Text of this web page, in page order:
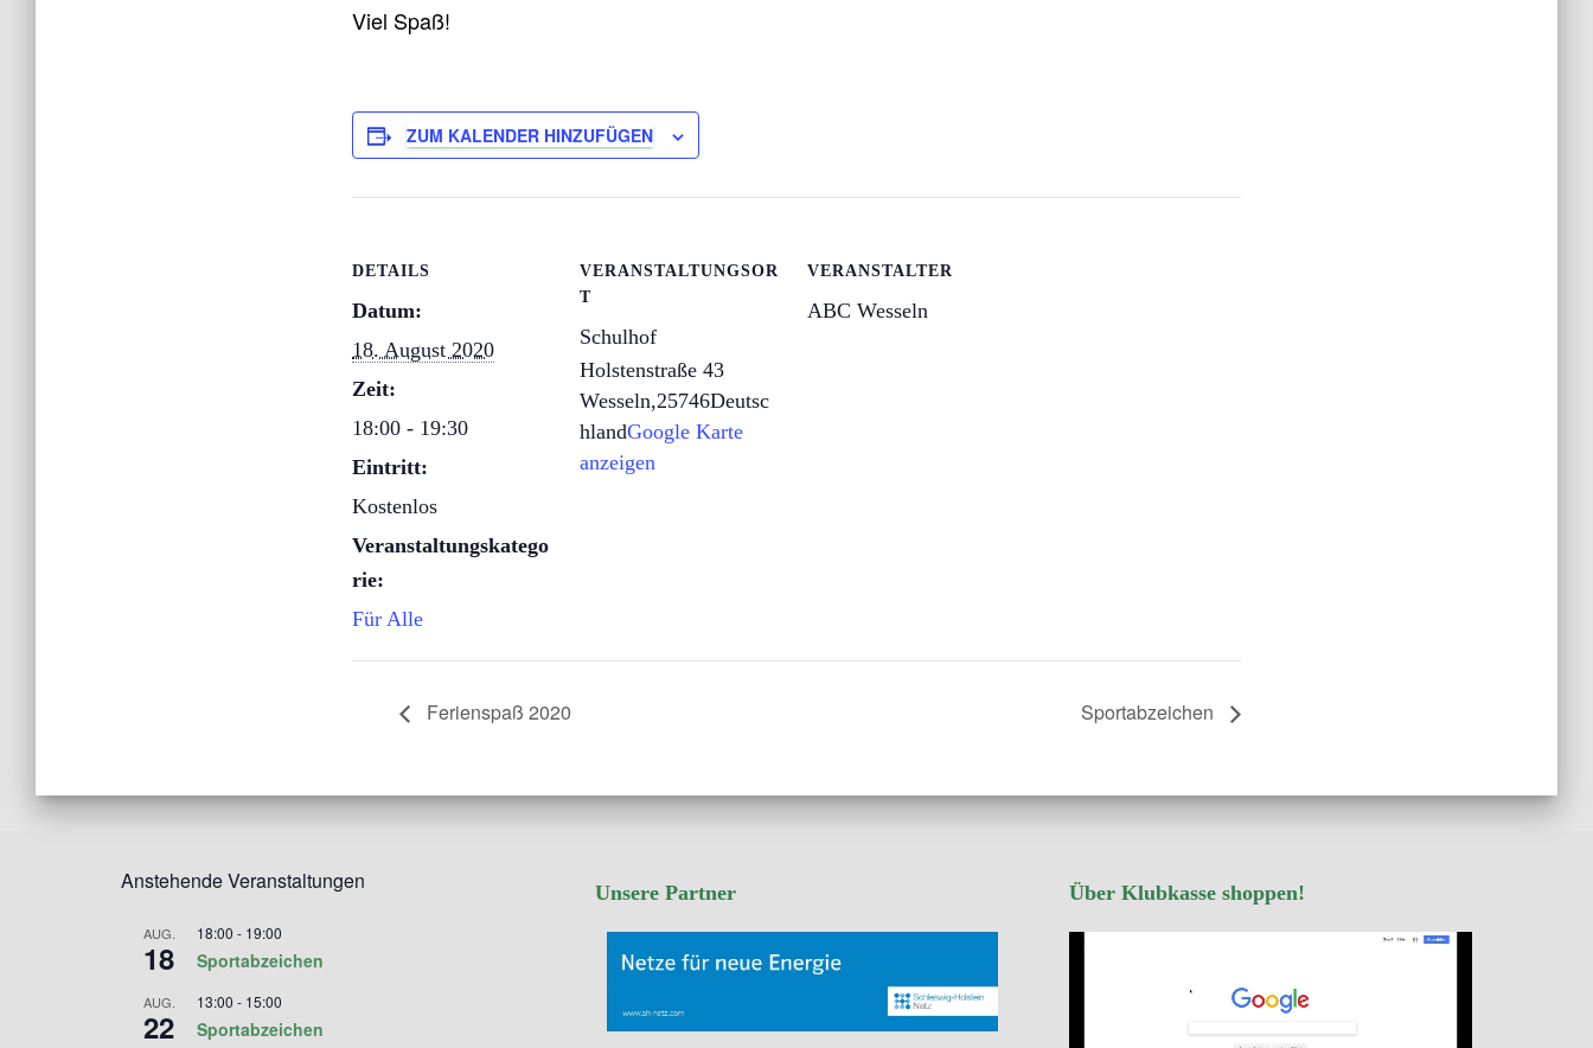
Viel Spaß!
ZUM KALENDER HINZUFÜGEN
DETAILS
Datum:
18. August 2020
Zeit:
18:00 - 19:30
Eintritt:
Kostenlos
Veranstaltungskatego
rie:
Für Alle
VERANSTALTUNGSOR
T
Schulhof
Holstenstraße 43
Wesseln,25746Deutsc
hlandGoogle Karte
anzeigen
VERANSTALTER
ABC Wesseln
Ferienspaß 2020 Sportabzeichen
Anstehende Veranstaltungen
AUG.
18
18:00 - 19:00
Sportabzeichen
AUG.
22
13:00 - 15:00
Sportabzeichen
Unsere Partner Über Klubkasse shoppen!